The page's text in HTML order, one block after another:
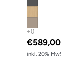
€589,00
inkl. 20%